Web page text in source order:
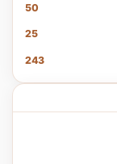
50
25
243